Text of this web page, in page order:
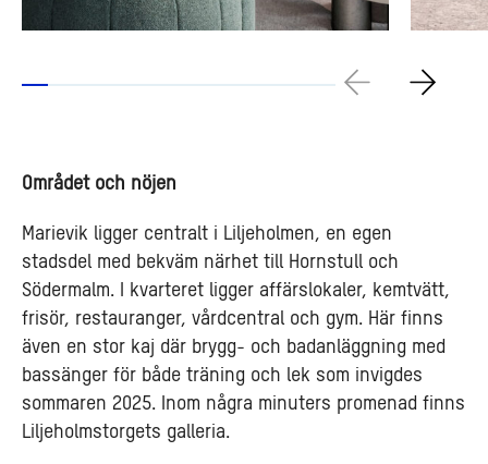
Området och nöjen
Marievik ligger centralt i Liljeholmen, en egen
stadsdel med bekväm närhet till Hornstull och
Södermalm. I kvarteret ligger affärslokaler, kemtvätt,
frisör, restauranger, vårdcentral och gym. Här finns
även en stor kaj där brygg- och badanläggning med
bassänger för både träning och lek som invigdes
sommaren 2025. Inom några minuters promenad finns
Liljeholmstorgets galleria.